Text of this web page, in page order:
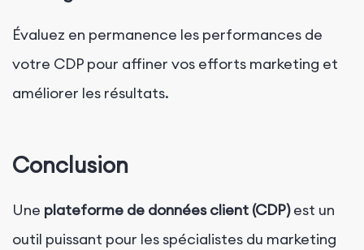
Évaluez en permanence les performances de
votre CDP pour affiner vos efforts marketing et
améliorer les résultats.
Conclusion
Une plateforme de données client (CDP) est un
outil puissant pour les spécialistes du marketing